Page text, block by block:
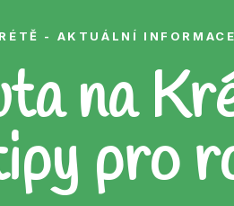
- AKTUÁLNÍ
na
pro